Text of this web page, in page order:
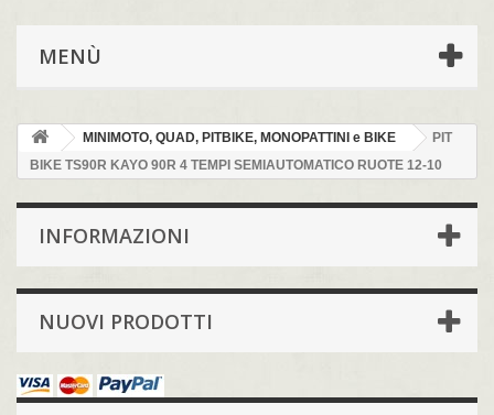
MENÙ
MINIMOTO, QUAD, PITBIKE, MONOPATTINI e BIKE
PIT
BIKE TS90R KAYO 90R 4 TEMPI SEMIAUTOMATICO RUOTE 12-10
INFORMAZIONI
NUOVI PRODOTTI